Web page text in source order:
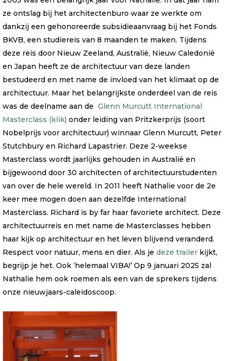
ze ontslag bij het architectenburo waar ze werkte om
dankzij een gehonoreerde subsidieaanvraag bij het Fonds
BKVB, een studiereis van 8 maanden te maken. Tijdens
deze reis door Nieuw Zeeland, Australië, Nieuw Caledonië
en Japan heeft ze de architectuur van deze landen
bestudeerd en met name de invloed van het klimaat op de
architectuur. Maar het belangrijkste onderdeel van de reis
was de deelname aan de Glenn Murcutt International
Masterclass (klik) onder leiding van Pritzkerprijs (soort
Nobelprijs voor architectuur) winnaar Glenn Murcutt, Peter
Stutchbury en Richard Lapastrier. Deze 2-weekse
Masterclass wordt jaarlijks gehouden in Australië en
bijgewoond door 30 architecten of architectuurstudenten
van over de hele wereld. In 2011 heeft Nathalie voor de 2e
keer mee mogen doen aan dezelfde International
Masterclass. Richard is by far haar favoriete architect. Deze
architectuurreis en met name de Masterclasses hebben
haar kijk op architectuur en het leven blijvend veranderd.
Respect voor natuur, mens en dier. Als je deze trailer kijkt,
begrijp je het. Ook ‘helemaal VIBA!’ Op 9 januari 2025 zal
Nathalie hem ook roemen als een van de sprekers tijdens
onze nieuwjaars-caleidoscoop.